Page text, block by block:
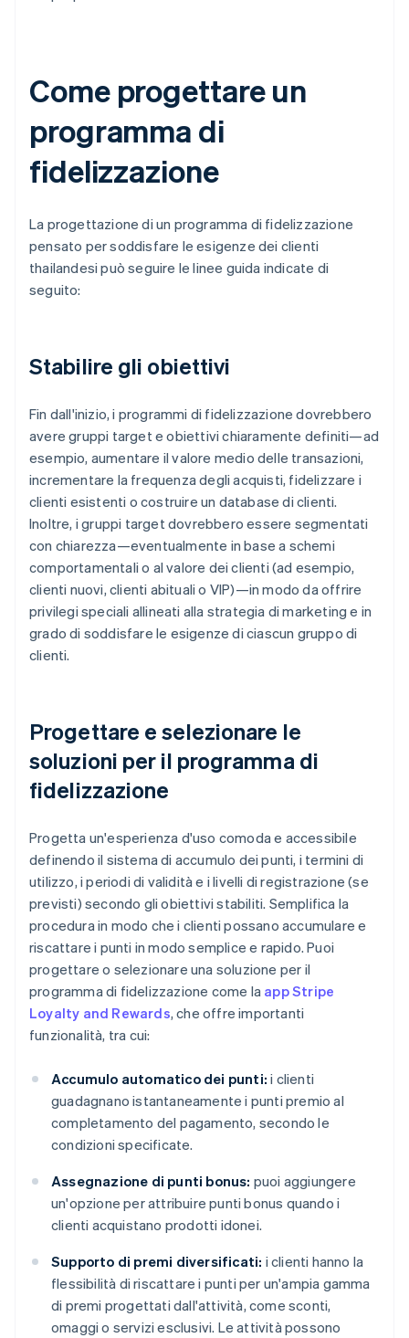
Come progettare un
programma di
fidelizzazione
La progettazione di un programma di fidelizzazione
pensato per soddisfare le esigenze dei clienti
thailandesi può seguire le linee guida indicate di
seguito:
Stabilire gli obiettivi
Fin dall'inizio, i programmi di fidelizzazione dovrebbero
avere gruppi target e obiettivi chiaramente definiti—ad
esempio, aumentare il valore medio delle transazioni,
incrementare la frequenza degli acquisti, fidelizzare i
clienti esistenti o costruire un database di clienti.
Inoltre, i gruppi target dovrebbero essere segmentati
con chiarezza—eventualmente in base a schemi
comportamentali o al valore dei clienti (ad esempio,
clienti nuovi, clienti abituali o VIP)—in modo da offrire
privilegi speciali allineati alla strategia di marketing e in
grado di soddisfare le esigenze di ciascun gruppo di
clienti.
Progettare e selezionare le
soluzioni per il programma di
fidelizzazione
Progetta un'esperienza d'uso comoda e accessibile
definendo il sistema di accumulo dei punti, i termini di
utilizzo, i periodi di validità e i livelli di registrazione (se
previsti) secondo gli obiettivi stabiliti. Semplifica la
procedura in modo che i clienti possano accumulare e
riscattare i punti in modo semplice e rapido. Puoi
progettare o selezionare una soluzione per il
programma di fidelizzazione come la app Stripe
Loyalty and Rewards, che offre importanti
funzionalità, tra cui:
Accumulo automatico dei punti: i clienti
guadagnano istantaneamente i punti premio al
completamento del pagamento, secondo le
condizioni specificate.
Assegnazione di punti bonus: puoi aggiungere
un'opzione per attribuire punti bonus quando i
clienti acquistano prodotti idonei.
Supporto di premi diversificati: i clienti hanno la
flessibilità di riscattare i punti per un'ampia gamma
di premi progettati dall'attività, come sconti,
omaggi o servizi esclusivi. Le attività possono